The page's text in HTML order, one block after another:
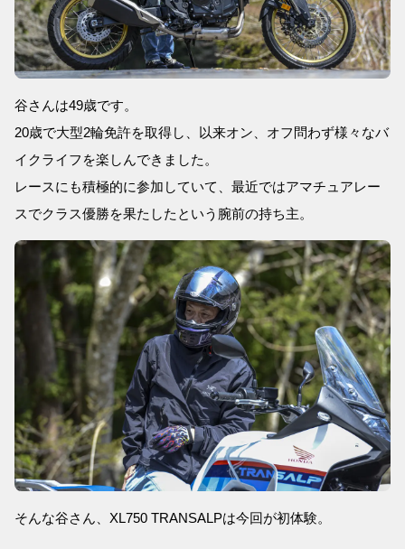
谷さんは49歳です。
20歳で大型2輪免許を取得し、以来オン、オフ問わず様々なバ
イクライフを楽しんできました。
レースにも積極的に参加していて、最近ではアマチュアレー
スでクラス優勝を果たしたという腕前の持ち主。
そんな谷さん、XL750 TRANSALPは今回が初体験。